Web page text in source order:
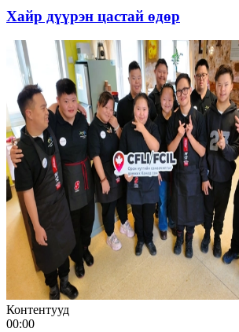
Хайр дүүрэн цастай өдөр
Контентууд
00:00